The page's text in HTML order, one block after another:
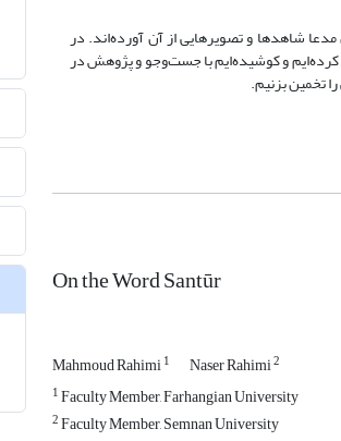
شاهدها و تصویرهایی از آن آورده‌اند. در
کرده‌ایم و کوشیده‌ایم با جست‌وجو و پژوهش در
تخمین بزنیم.
On the Word Santūr
Mahmoud Rahimi1 Naser Rahimi2
1Faculty Member, Farhangian University
2Faculty Member, Semnan University